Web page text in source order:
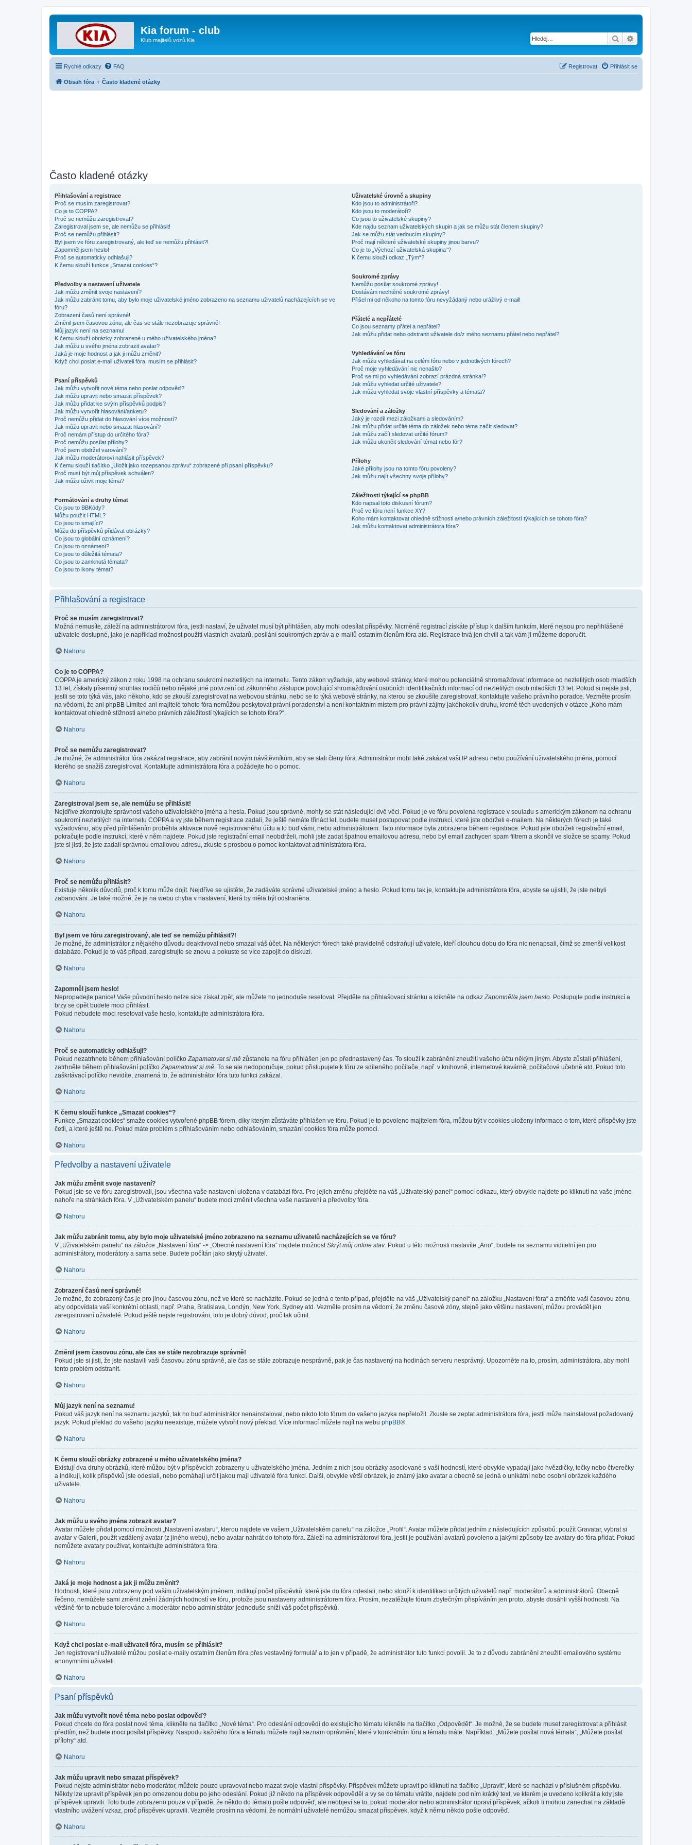
Kia forum - club
Klub majitelů vozů Kia Hledat
Rychlé odkazy FAQ Přihlásit se
Registrovat
Obsah fóra Často kladené otázky
Často kladené otázky
Přihlašování a registrace
Proč se musím zaregistrovat?
Co je to COPPA?
Proč se nemůžu zaregistrovat?
Zaregistroval jsem se, ale nemůžu se přihlásit!
Proč se nemůžu přihlásit?
Byl jsem ve fóru zaregistrovaný, ale teď se nemůžu přihlásit?!
Zapomněl jsem heslo!
Proč se automaticky odhlašuji?
K čemu slouží funkce „Smazat cookies“?
Předvolby a nastavení uživatele
Jak můžu změnit svoje nastavení?
Jak můžu zabránit tomu, aby bylo moje uživatelské jméno zobrazeno na seznamu uživatelů nacházejících se ve
fóru?
Zobrazení časů není správné!
Změnil jsem časovou zónu, ale čas se stále nezobrazuje správně!
Můj jazyk není na seznamu!
K čemu slouží obrázky zobrazené u mého uživatelského jména?
Jak můžu u svého jména zobrazit avatar?
Jaká je moje hodnost a jak ji můžu změnit?
Když chci poslat e-mail uživateli fóra, musím se přihlásit?
Psaní příspěvků
Jak můžu vytvořit nové téma nebo poslat odpověď?
Jak můžu upravit nebo smazat příspěvek?
Jak můžu přidat ke svým příspěvků podpis?
Jak můžu vytvořit hlasování/anketu?
Proč nemůžu přidat do hlasování více možností?
Jak můžu upravit nebo smazat hlasování?
Proč nemám přístup do určitého fóra?
Proč nemůžu posílat přílohy?
Proč jsem obdržel varování?
Jak můžu moderátorovi nahlásit příspěvek?
K čemu slouží tlačítko „Uložit jako rozepsanou zprávu“ zobrazené při psaní příspěvku?
Proč musí být můj příspěvek schválen?
Jak můžu oživit moje téma?
Formátování a druhy témat
Co jsou to BBKódy?
Můžu použít HTML?
Co jsou to smajlíci?
Můžu do příspěvků přidávat obrázky?
Co jsou to globální oznámení?
Co jsou to oznámení?
Co jsou to důležitá témata?
Co jsou to zamknutá témata?
Co jsou to ikony témat?
Uživatelské úrovně a skupiny
Kdo jsou to administrátoři?
Kdo jsou to moderátoři?
Co jsou to uživatelské skupiny?
Kde najdu seznam uživatelských skupin a jak se můžu stát členem skupiny?
Jak se můžu stát vedoucím skupiny?
Proč mají některé uživatelské skupiny jinou barvu?
Co je to „Výchozí uživatelská skupina“?
K čemu slouží odkaz „Tým“?
Soukromé zprávy
Nemůžu posílat soukromé zprávy!
Dostávám nechtěné soukromé zprávy!
Přišel mi od někoho na tomto fóru nevyžádaný nebo urážlivý e-mail!
Přátelé a nepřátelé
Co jsou seznamy přátel a nepřátel?
Jak můžu přidat nebo odstranit uživatele do/z mého seznamu přátel nebo nepřátel?
Vyhledávání ve fóru
Jak můžu vyhledávat na celém fóru nebo v jednotlivých fórech?
Proč moje vyhledávání nic nenašlo?
Proč se mi po vyhledávání zobrazí prázdná stránka!?
Jak můžu vyhledat určité uživatele?
Jak můžu vyhledat svoje vlastní příspěvky a témata?
Sledování a záložky
Jaký je rozdíl mezi záložkami a sledováním?
Jak můžu přidat určité téma do záložek nebo téma začít sledovat?
Jak můžu začít sledovat určité fórum?
Jak můžu ukončit sledování témat nebo fór?
Přílohy
Jaké přílohy jsou na tomto fóru povoleny?
Jak můžu najít všechny svoje přílohy?
Záležitosti týkající se phpBB
Kdo napsal toto diskusní fórum?
Proč ve fóru není funkce XY?
Koho mám kontaktovat ohledně stížnosti a/nebo právních záležitostí týkajících se tohoto fóra?
Jak můžu kontaktovat administrátora fóra?
Přihlašování a registrace
Proč se musím zaregistrovat?
Možná nemusíte, záleží na administrátorovi fóra, jestli nastaví, že uživatel musí být přihlášen, aby mohl odesílat příspěvky. Nicméně registrací získáte přístup k dalším funkcím, které nejsou pro nepřihlášené
uživatele dostupné, jako je například možnost použití vlastních avatarů, posílání soukromých zpráv a e-mailů ostatním členům fóra atd. Registrace trvá jen chvíli a tak vám ji můžeme doporučit.
Nahoru
Co je to COPPA?
COPPA je americký zákon z roku 1998 na ochranu soukromí nezletilých na internetu. Tento zákon vyžaduje, aby webové stránky, které mohou potenciálně shromažďovat informace od nezletilých osob mladších
13 let, získaly písemný souhlas rodičů nebo nějaké jiné potvrzení od zákonného zástupce povolující shromažďování osobních identifikačních informací od nezletilých osob mladších 13 let. Pokud si nejste jisti,
jestli se toto týká vás, jako někoho, kdo se zkouší zaregistrovat na webovou stránku, nebo se to týká webové stránky, na kterou se zkoušíte zaregistrovat, kontaktujte vašeho právního poradce. Vezměte prosím
na vědomí, že ani phpBB Limited ani majitelé tohoto fóra nemůžou poskytovat právní poradenství a není kontaktním místem pro právní zájmy jakéhokoliv druhu, kromě těch uvedených v otázce „Koho mám
kontaktovat ohledně stížnosti a/nebo právních záležitostí týkajících se tohoto fóra?“.
Nahoru
Proč se nemůžu zaregistrovat?
Je možné, že administrátor fóra zakázal registrace, aby zabránil novým návštěvníkům, aby se stali členy fóra. Administrátor mohl také zakázat vaši IP adresu nebo používání uživatelského jména, pomocí
kterého se snažíš zaregistrovat. Kontaktujte administrátora fóra a požádejte ho o pomoc.
Nahoru
Zaregistroval jsem se, ale nemůžu se přihlásit!
Nejdříve zkontrolujte správnost vašeho uživatelského jména a hesla. Pokud jsou správné, mohly se stát následující dvě věci. Pokud je ve fóru povolena registrace v souladu s americkým zákonem na ochranu
soukromí nezletilých na internetu COPPA a vy jste během registrace zadali, že ještě nemáte třináct let, budete muset postupovat podle instrukcí, které jste obdrželi e-mailem. Na některých fórech je také
vyžadováno, aby před přihlášením proběhla aktivace nově registrovaného účtu a to buď vámi, nebo administrátorem. Tato informace byla zobrazena během registrace. Pokud jste obdrželi registrační email,
pokračujte podle instrukcí, které v něm najdete. Pokud jste registrační email neobdrželi, mohli jste zadat špatnou emailovou adresu, nebo byl email zachycen spam filtrem a skončil ve složce se spamy. Pokud
jste si jistí, že jste zadali správnou emailovou adresu, zkuste s prosbou o pomoc kontaktovat administrátora fóra.
Nahoru
Proč se nemůžu přihlásit?
Existuje několik důvodů, proč k tomu může dojít. Nejdříve se ujistěte, že zadáváte správné uživatelské jméno a heslo. Pokud tomu tak je, kontaktujte administrátora fóra, abyste se ujistili, že jste nebyli
zabanováni. Je také možné, že je na webu chyba v nastavení, která by měla být odstraněna.
Nahoru
Byl jsem ve fóru zaregistrovaný, ale teď se nemůžu přihlásit?!
Je možné, že administrátor z nějakého důvodu deaktivoval nebo smazal váš účet. Na některých fórech také pravidelně odstraňují uživatele, kteří dlouhou dobu do fóra nic nenapsali, čímž se zmenší velikost
databáze. Pokud je to váš případ, zaregistrujte se znovu a pokuste se více zapojit do diskuzí.
Nahoru
Zapomněl jsem heslo!
Nepropadejte panice! Vaše původní heslo nelze sice získat zpět, ale můžete ho jednoduše resetovat. Přejděte na přihlašovací stránku a klikněte na odkaz Zapomněl/a jsem heslo . Postupujte podle instrukcí a
brzy se opět budete moci přihlásit.
Pokud nebudete moci resetovat vaše heslo, kontaktujte administrátora fóra.
Nahoru
Proč se automaticky odhlašuji?
Pokud nezatrhnete během přihlašování políčko Zapamatovat si mě zůstanete na fóru přihlášen jen po přednastavený čas. To slouží k zabránění zneužití vašeho účtu někým jiným. Abyste zůstali přihlášeni,
zatrhněte během přihlašování políčko Zapamatovat si mě . To se ale nedoporučuje, pokud přistupujete k fóru ze sdíleného počítače, např. v knihovně, internetové kavárně, počítačové učebně atd. Pokud toto
zaškrtávací políčko nevidíte, znamená to, že administrátor fóra tuto funkci zakázal.
Nahoru
K čemu slouží funkce „Smazat cookies“?
Funkce „Smazat cookies“ smaže cookies vytvořené phpBB fórem, díky kterým zůstáváte přihlášen ve fóru. Pokud je to povoleno majitelem fóra, můžou být v cookies uloženy informace o tom, které příspěvky jste
četli, a které ještě ne. Pokud máte problém s přihlašováním nebo odhlašováním, smazání cookies fóra může pomoci.
Nahoru
Předvolby a nastavení uživatele
Jak můžu změnit svoje nastavení?
Pokud jste se ve fóru zaregistrovali, jsou všechna vaše nastavení uložena v databázi fóra. Pro jejich změnu přejděte na váš „Uživatelský panel“ pomocí odkazu, který obvykle najdete po kliknutí na vaše jméno
nahoře na stránkách fóra. V „Uživatelském panelu“ budete moci změnit všechna vaše nastavení a předvolby fóra.
Nahoru
Jak můžu zabránit tomu, aby bylo moje uživatelské jméno zobrazeno na seznamu uživatelů nacházejících se ve fóru?
V „Uživatelském panelu“ na záložce „Nastavení fóra“ -> „Obecné nastavení fóra“ najdete možnost Skrýt můj online stav. Pokud u této možnosti nastavíte „Ano“, budete na seznamu viditelní jen pro
administrátory, moderátory a sama sebe. Budete počítán jako skrytý uživatel.
Nahoru
Zobrazení časů není správné!
Je možné, že zobrazený čas je pro jinou časovou zónu, než ve které se nacházíte. Pokud se jedná o tento případ, přejděte na váš „Uživatelský panel“ na záložku „Nastavení fóra“ a změňte vaši časovou zónu,
aby odpovídala vaší konkrétní oblasti, např. Praha, Bratislava, Londýn, New York, Sydney atd. Vezměte prosím na vědomí, že změnu časové zóny, stejně jako většinu nastavení, můžou provádět jen
zaregistrovaní uživatelé. Pokud ještě nejste registrováni, toto je dobrý důvod, proč tak učinit.
Nahoru
Změnil jsem časovou zónu, ale čas se stále nezobrazuje správně!
Pokud jste si jisti, že jste nastavili vaši časovou zónu správně, ale čas se stále zobrazuje nesprávně, pak je čas nastavený na hodinách serveru nesprávný. Upozorněte na to, prosím, administrátora, aby mohl
tento problém odstranit.
Nahoru
Můj jazyk není na seznamu!
Pokud váš jazyk není na seznamu jazyků, tak ho buď administrátor nenainstaloval, nebo nikdo toto fórum do vašeho jazyka nepřeložil. Zkuste se zeptat administrátora fóra, jestli může nainstalovat požadovaný
jazyk. Pokud překlad do vašeho jazyku neexistuje, můžete vytvořit nový překlad. Více informací můžete najít na webu phpBB®.
Nahoru
K čemu slouží obrázky zobrazené u mého uživatelského jména?
Existují dva druhy obrázků, které můžou být v příspěvcích zobrazeny u uživatelského jména. Jedním z nich jsou obrázky asociované s vaší hodností, které obvykle vypadají jako hvězdičky, tečky nebo čtverečky
a indikují, kolik příspěvků jste odeslali, nebo pomáhají určit jakou mají uživatelé fóra funkci. Další, obvykle větší obrázek, je známý jako avatar a obecně se jedná o unikátní nebo osobní obrázek každého
uživatele.
Nahoru
Jak můžu u svého jména zobrazit avatar?
Avatar můžete přidat pomocí možnosti „Nastavení avataru“, kterou najdete ve vašem „Uživatelském panelu“ na záložce „Profil“. Avatar můžete přidat jedním z následujících způsobů: použít Gravatar, vybrat si
avatar v Galerii, použít vzdálený avatar (z jiného webu), nebo avatar nahrát do tohoto fóra. Záleží na administrátorovi fóra, jestli je používání avatarů povoleno a jakými způsoby lze avatary do fóra přidat. Pokud
nemůžete avatary používat, kontaktujte administrátora fóra.
Nahoru
Jaká je moje hodnost a jak ji můžu změnit?
Hodnosti, které jsou zobrazeny pod vaším uživatelským jménem, indikují počet příspěvků, které jste do fóra odeslali, nebo slouží k identifikaci určitých uživatelů např. moderátorů a administrátorů. Obecně
řečeno, nemůžete sami změnit znění žádných hodností ve fóru, protože jsou nastaveny administrátorem fóra. Prosím, nezatěžujte fórum zbytečným přispíváním jen proto, abyste dosáhli vyšší hodnosti. Na
většině fór to nebude tolerováno a moderátor nebo administrátor jednoduše sníží váš počet příspěvků.
Nahoru
Když chci poslat e-mail uživateli fóra, musím se přihlásit?
Jen registrovaní uživatelé můžou posílat e-maily ostatním členům fóra přes vestavěný formulář a to jen v případě, že administrátor tuto funkci povolil. Je to z důvodu zabránění zneužití emailového systému
anonymními uživateli.
Nahoru
Psaní příspěvků
Jak můžu vytvořit nové téma nebo poslat odpověď?
Pokud chcete do fóra poslat nové téma, klikněte na tlačítko „Nové téma“. Pro odeslání odpovědi do existujícího tématu klikněte na tlačítko „Odpovědět“. Je možné, že se budete muset zaregistrovat a přihlásit
předtím, než budete moci posílat příspěvky. Naspodu každého fóra a tématu můžete najít seznam oprávnění, které v konkrétním fóru a tématu máte. Například: „Můžete posílat nová témata“, „Můžete posílat
přílohy“ atd.
Nahoru
Jak můžu upravit nebo smazat příspěvek?
Pokud nejste administrátor nebo moderátor, můžete pouze upravovat nebo mazat svoje vlastní příspěvky. Příspěvek můžete upravit po kliknutí na tlačítko „Upravit“, které se nachází v příslušném příspěvku.
Někdy lze upravit příspěvek jen po omezenou dobu po jeho odeslání. Pokud již někdo na příspěvek odpověděl a vy se do tématu vrátíte, najdete pod ním krátký text, ve kterém je uvedeno kolikrát a kdy jste
příspěvek upravili. Toto bude zobrazeno pouze v případě, že někdo do tématu pošle odpověď, ale neobjeví se to, pokud moderátor nebo administrátor upraví příspěvek, ačkoli ti mohou zanechat na základě
vlastního uvážení vzkaz, proč příspěvek upravili. Vezměte prosím na vědomí, že normální uživatelé nemůžou smazat příspěvek, když k němu někdo pošle odpověď.
Nahoru